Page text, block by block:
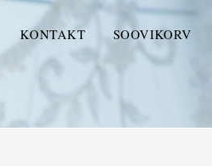
KONTAKT SOOVIKORV